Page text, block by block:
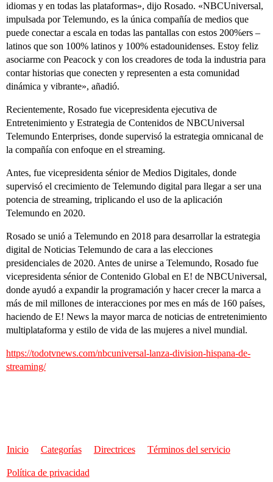
idiomas y en todas las plataformas», dijo Rosado. «NBCUniversal,
impulsada por Telemundo, es la única compañía de medios que
puede conectar a escala en todas las pantallas con estos 200%ers –
latinos que son 100% latinos y 100% estadounidenses. Estoy feliz
asociarme con Peacock y con los creadores de toda la industria para
contar historias que conecten y representen a esta comunidad
dinámica y vibrante», añadió.
Recientemente, Rosado fue vicepresidenta ejecutiva de
Entretenimiento y Estrategia de Contenidos de NBCUniversal
Telemundo Enterprises, donde supervisó la estrategia omnicanal de
la compañía con enfoque en el streaming.
Antes, fue vicepresidenta sénior de Medios Digitales, donde
supervisó el crecimiento de Telemundo digital para llegar a ser una
potencia de streaming, triplicando el uso de la aplicación
Telemundo en 2020.
Rosado se unió a Telemundo en 2018 para desarrollar la estrategia
digital de Noticias Telemundo de cara a las elecciones
presidenciales de 2020. Antes de unirse a Telemundo, Rosado fue
vicepresidenta sénior de Contenido Global en E! de NBCUniversal,
donde ayudó a expandir la programación y hacer crecer la marca a
más de mil millones de interacciones por mes en más de 160 países,
haciendo de E! News la mayor marca de noticias de entretenimiento
multiplataforma y estilo de vida de las mujeres a nivel mundial.
https://todotvnews.com/nbcuniversal-lanza-division-hispana-de-
streaming/
Inicio Categorías Directrices Términos del servicio
Política de privacidad